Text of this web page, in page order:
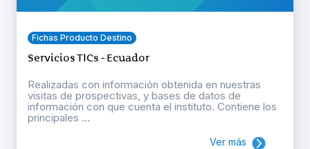
Fichas Producto Destino
Servicios TICs - Ecuador
Realizadas con información obtenida en nuestras
visitas de prospectivas, y bases de datos de
información con que cuenta el instituto. Contiene los
principales ...
Ver más